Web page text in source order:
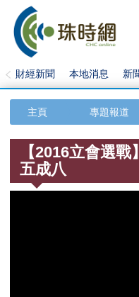
財經新聞 本地消息 新
主頁 專題報道
【2016立會選
五成八